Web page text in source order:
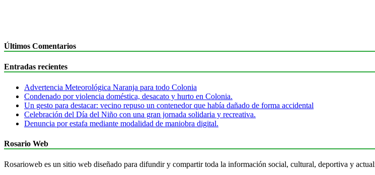
Últimos Comentarios
Entradas recientes
Advertencia Meteorológica Naranja para todo Colonia
Condenado por violencia doméstica, desacato y hurto en Colonia.
Un gesto para destacar: vecino repuso un contenedor que había dañado de forma accidental
Celebración del Día del Niño con una gran jornada solidaria y recreativa.
Denuncia por estafa mediante modalidad de maniobra digital.
Rosario Web
Rosarioweb es un sitio web diseñado para difundir y compartir toda la información social, cultural, deportiva y